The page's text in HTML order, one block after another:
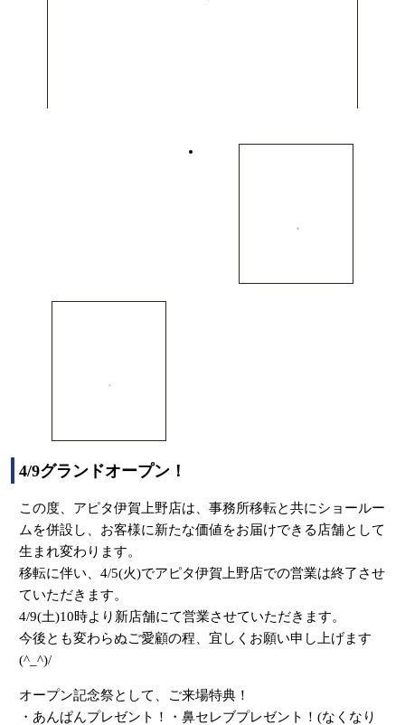
4/9グランドオープン！
この度、アピタ伊賀上野店は、事務所移転と共にショールー
ムを併設し、お客様に新たな価値をお届けできる店舗として
生まれ変わります。
移転に伴い、4/5(火)でアピタ伊賀上野店での営業は終了させ
ていただきます。
4/9(土)10時より新店舗にて営業させていただきます。
今後とも変わらぬご愛顧の程、宜しくお願い申し上げます
(^_^)/
オープン記念祭として、ご来場特典！
・あんぱんプレゼント！・鼻セレブプレゼント！(なくなり